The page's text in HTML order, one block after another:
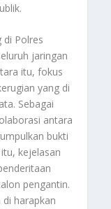
di Polres
jaringan
itu, fokus
yang di
Sebagai
antara
bukti
kejelasan
pengantin.
harapkan